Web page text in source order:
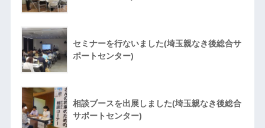
セミナーを行ないました(埼玉親なき後総合サ
ポートセンター)
相談ブースを出展しました(埼玉親なき後総合
サポートセンター)